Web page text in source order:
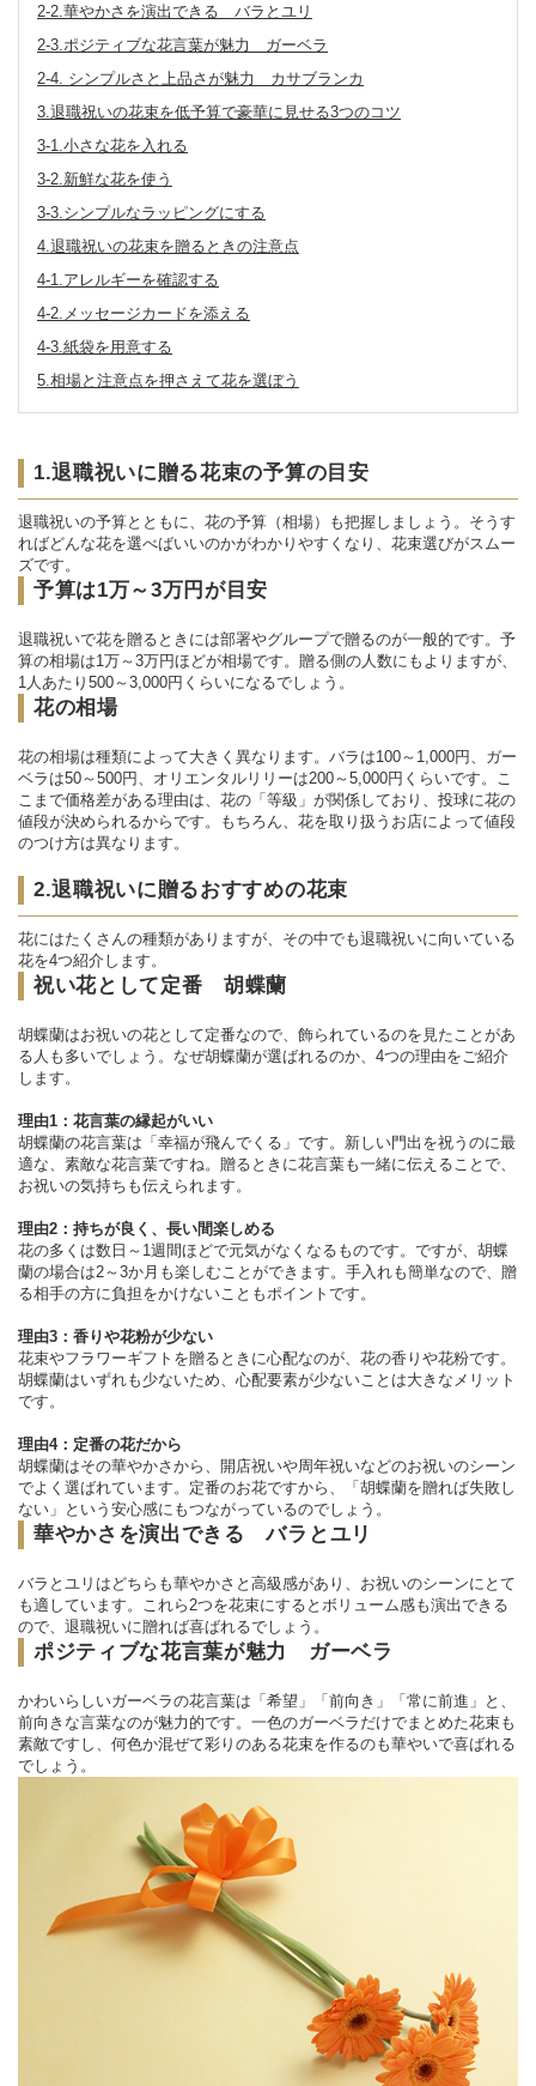
2-2.華やかさを演出できる バラとユリ
2-3.ポジティブな花言葉が魅力 ガーベラ
2-4. シンプルさと上品さが魅力 カサブランカ
退職祝いの花束を低予算で豪華に見せる3つのコツ
3-1.小さな花を入れる
3-2.新鮮な花を使う
3-3.シンプルなラッピングにする
退職祝いの花束を贈るときの注意点
4-1.アレルギーを確認する
4-2.メッセージカードを添える
4-3.紙袋を用意する
相場と注意点を押さえて花を選ぼう
1.退職祝いに贈る花束の予算の目安
退職祝いの予算とともに、花の予算（相場）も把握しましょう。そうす
ればどんな花を選べばいいのかがわかりやすくなり、花束選びがスムー
ズです。
予算は1万～3万円が目安
退職祝いで花を贈るときには部署やグループで贈るのが一般的です。予
算の相場は1万～3万円ほどが相場です。贈る側の人数にもよりますが、
1人あたり500～3,000円くらいになるでしょう。
花の相場
花の相場は種類によって大きく異なります。バラは100～1,000円、ガー
ベラは50～500円、オリエンタルリリーは200～5,000円くらいです。こ
こまで価格差がある理由は、花の「等級」が関係しており、投球に花の
値段が決められるからです。もちろん、花を取り扱うお店によって値段
のつけ方は異なります。
2.退職祝いに贈るおすすめの花束
花にはたくさんの種類がありますが、その中でも退職祝いに向いている
花を4つ紹介します。
祝い花として定番 胡蝶蘭
胡蝶蘭はお祝いの花として定番なので、飾られているのを見たことがあ
る人も多いでしょう。なぜ胡蝶蘭が選ばれるのか、4つの理由をご紹介
します。
理由1：花言葉の縁起がいい
胡蝶蘭の花言葉は「幸福が飛んでくる」です。新しい門出を祝うのに最
適な、素敵な花言葉ですね。贈るときに花言葉も一緒に伝えることで、
お祝いの気持ちも伝えられます。
理由2：持ちが良く、長い間楽しめる
花の多くは数日～1週間ほどで元気がなくなるものです。ですが、胡蝶
蘭の場合は2～3か月も楽しむことができます。手入れも簡単なので、贈
る相手の方に負担をかけないこともポイントです。
理由3：香りや花粉が少ない
花束やフラワーギフトを贈るときに心配なのが、花の香りや花粉です。
胡蝶蘭はいずれも少ないため、心配要素が少ないことは大きなメリット
です。
理由4：定番の花だから
胡蝶蘭はその華やかさから、開店祝いや周年祝いなどのお祝いのシーン
でよく選ばれています。定番のお花ですから、「胡蝶蘭を贈れば失敗し
ない」という安心感にもつながっているのでしょう。
華やかさを演出できる バラとユリ
バラとユリはどちらも華やかさと高級感があり、お祝いのシーンにとて
も適しています。これら2つを花束にするとボリューム感も演出できる
ので、退職祝いに贈れば喜ばれるでしょう。
ポジティブな花言葉が魅力 ガーベラ
かわいらしいガーベラの花言葉は「希望」「前向き」「常に前進」と、
前向きな言葉なのが魅力的です。一色のガーベラだけでまとめた花束も
素敵ですし、何色か混ぜて彩りのある花束を作るのも華やいで喜ばれる
でしょう。